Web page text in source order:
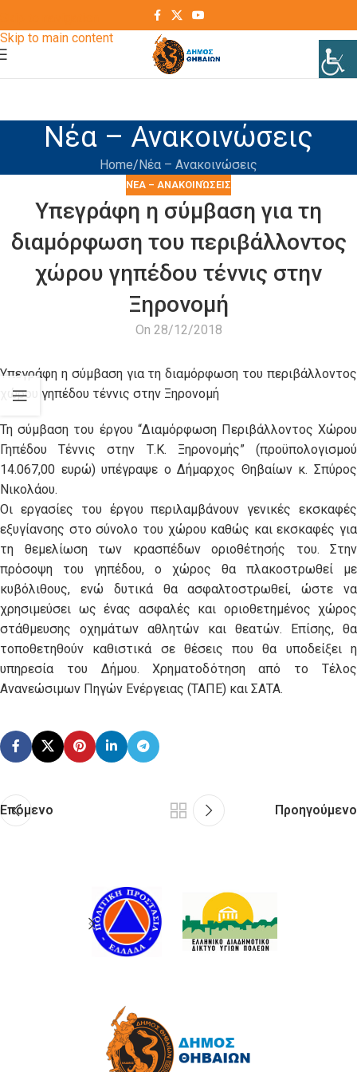
Skip to main content
Νέα – Ανακοινώσεις
Home Νέα – Ανακοινώσεις
ΝΈΑ – ΑΝΑΚΟΙΝΏΣΕΙΣ
Υπεγράφη η σύμβαση για τη
διαμόρφωση του περιβάλλοντος
χώρου γηπέδου τέννις στην
Ξηρονομή
On 28/12/2018
Υπεγράφη η σύμβαση για τη διαμόρφωση του περιβάλλοντος
χώρου γηπέδου τέννις στην Ξηρονομή
Τη σύμβαση του έργου “Διαμόρφωση Περιβάλλοντος Χώρου
Γηπέδου Τέννις στην Τ.Κ. Ξηρονομής” (προϋπολογισμού
14.067,00 ευρώ) υπέγραψε ο Δήμαρχος Θηβαίων κ. Σπύρος
Νικολάου.
Οι εργασίες του έργου περιλαμβάνουν γενικές εκσκαφές
εξυγίανσης στο σύνολο του χώρου καθώς και εκσκαφές για
τη θεμελίωση των κρασπέδων οριοθέτησής του. Στην
πρόσοψη του γηπέδου, ο χώρος θα πλακοστρωθεί με
κυβόλιθους, ενώ δυτικά θα ασφαλτοστρωθεί, ώστε να
χρησιμεύσει ως ένας ασφαλές και οριοθετημένος χώρος
στάθμευσης οχημάτων αθλητών και θεατών. Επίσης, θα
τοποθετηθούν καθιστικά σε θέσεις που θα υποδείξει η
υπηρεσία του Δήμου. Χρηματοδότηση από το Τέλος
Ανανεώσιμων Πηγών Ενέργειας (ΤΑΠΕ) και ΣΑΤΑ.
Επόμενο Προηγούμενο